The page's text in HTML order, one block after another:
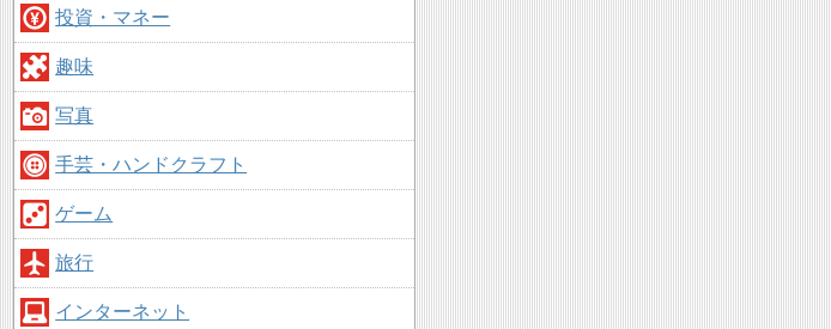
投資・マネー
趣味
写真
手芸・ハンドクラフト
ゲーム
旅行
インターネット